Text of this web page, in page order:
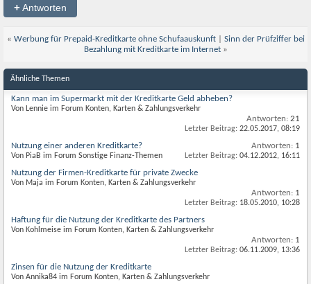
+Antworten
« Werbung für Prepaid-Kreditkarte ohne Schufaauskunft| Sinn der Prüfziffer bei
Bezahlung mit Kreditkarte im Internet »
Ähnliche Themen
Kann man im Supermarkt mit der Kreditkarte Geld abheben?
Von Lennie im Forum Konten, Karten & Zahlungsverkehr
Antworten: 21
Letzter Beitrag: 22.05.2017, 08:19
Nutzung einer anderen Kreditkarte?
Von PiaB im Forum Sonstige Finanz-Themen
Antworten: 1
Letzter Beitrag: 04.12.2012, 16:11
Nutzung der Firmen-Kreditkarte für private Zwecke
Von Maja im Forum Konten, Karten & Zahlungsverkehr
Antworten: 1
Letzter Beitrag: 18.05.2010, 10:28
Haftung für die Nutzung der Kreditkarte des Partners
Von Kohlmeise im Forum Konten, Karten & Zahlungsverkehr
Antworten: 1
Letzter Beitrag: 06.11.2009, 13:36
Zinsen für die Nutzung der Kreditkarte
Von Annika84 im Forum Konten, Karten & Zahlungsverkehr